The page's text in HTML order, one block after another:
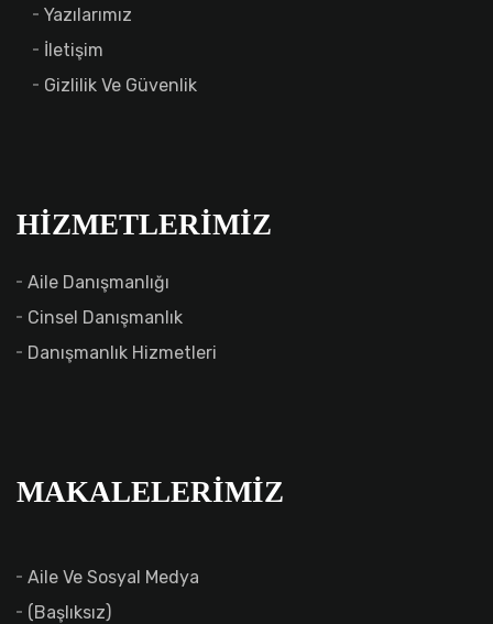
Yazılarımız
İletişim
Gizlilik Ve Güvenlik
HIZMETLERIMIZ
Aile Danışmanlığı
Cinsel Danışmanlık
Danışmanlık Hizmetleri
MAKALELERIMIZ
Aile Ve Sosyal Medya
(başlıksız)